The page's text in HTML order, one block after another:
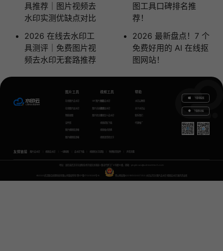
具推荐｜图片视频去
水印实测优缺点对比
2026 在线去水印工
具测评｜免费图片视
频去水印无套路推荐
图工具口碑排名推
荐！
2026 最新盘点！7 个
免费好用的 AI 在线抠
图网站！
图片工具
在线图片去水印
在线图片加水印
智能抠图
证件照
图片模糊变清晰
图片模糊变清晰
GIF图片生成
图片无损放大
图片转文字
视频工具
视频去水印
视频加水印
视频怎么去水印
视频提取下载
视频格式转换
视频语音转文字
帮助
水印云教程
关于水印云
联系我们
代理推广
下载电脑版
下载移动端
友情链接 图片去水印 视频去水印 一键抠图 去水印下载 视频转文字提取 免费配音软件 声音克隆
地址：湖北省武汉市东湖新技术开发区关南园一路当代梦工厂4号楼10楼，邮箱：yinglin.wu@udreamtech.com
©2020武汉联合创想科技有限公司版权所有 鄂ICP备17031026号-8 鄂公网安备42018502007353 水印云专注 图片去水印 视频去水印 国内杰出者